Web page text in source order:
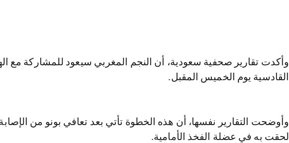
وأكدت تقارير صحفية سعودية، أن النجم المغربي سيعود للمشاركة مع الهلال أمام
القادسية يوم الخميس المقبل.
وأوضحت التقارير نفسها، أن هذه الخطوة تأتي بعد تعافي بونو من
لحقت به في عضلة الفخذ الأمامية.